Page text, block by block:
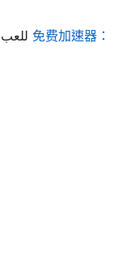
免费加速器：